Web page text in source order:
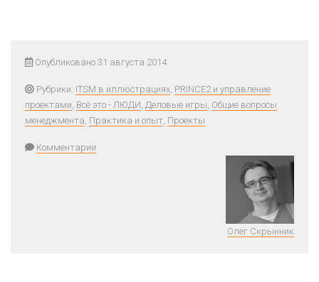
Опубликовано 31 августа 2014
Рубрики: ITSM в иллюстрациях, PRINCE2 и управление
проектами, Всё это - ЛЮДИ, Деловые игры, Общие вопросы
менеджмента, Практика и опыт, Проекты
Комментарии
Олег Скрынник